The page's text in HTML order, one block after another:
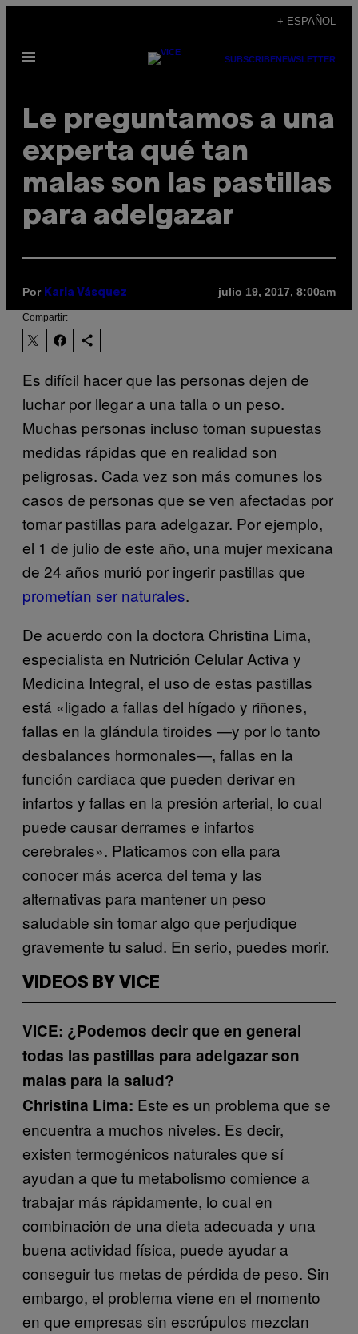
contenido
+ ESPAÑOL
Abrir
SUBSCRIBENEWSLETTER
Le preguntamos a una
experta qué tan
malas son las pastillas
para adelgazar
Por Karla Vásquez julio 19, 2017, 8:00am
Compartir:
Es difícil hacer que las personas dejen de
luchar por llegar a una talla o un peso.
Muchas personas incluso toman supuestas
medidas rápidas que en realidad son
peligrosas. Cada vez son más comunes los
casos de personas que se ven afectadas por
tomar pastillas para adelgazar. Por ejemplo,
el 1 de julio de este año, una mujer mexicana
de 24 años murió por ingerir pastillas que
prometían ser naturales.
De acuerdo con la doctora Christina Lima,
especialista en Nutrición Celular Activa y
Medicina Integral, el uso de estas pastillas
está «ligado a fallas del hígado y riñones,
fallas en la glándula tiroides —y por lo tanto
desbalances hormonales—, fallas en la
función cardiaca que pueden derivar en
infartos y fallas en la presión arterial, lo cual
puede causar derrames e infartos
cerebrales». Platicamos con ella para
conocer más acerca del tema y las
alternativas para mantener un peso
saludable sin tomar algo que perjudique
gravemente tu salud. En serio, puedes morir.
VIDEOS BY VICE
VICE: ¿Podemos decir que en general
todas las pastillas para adelgazar son
malas para la salud?
Christina Lima: Este es un problema que se
encuentra a muchos niveles. Es decir,
existen termogénicos naturales que sí
ayudan a que tu metabolismo comience a
trabajar más rápidamente, lo cual en
combinación de una dieta adecuada y una
buena actividad física, puede ayudar a
conseguir tus metas de pérdida de peso. Sin
embargo, el problema viene en el momento
en que empresas sin escrúpulos mezclan